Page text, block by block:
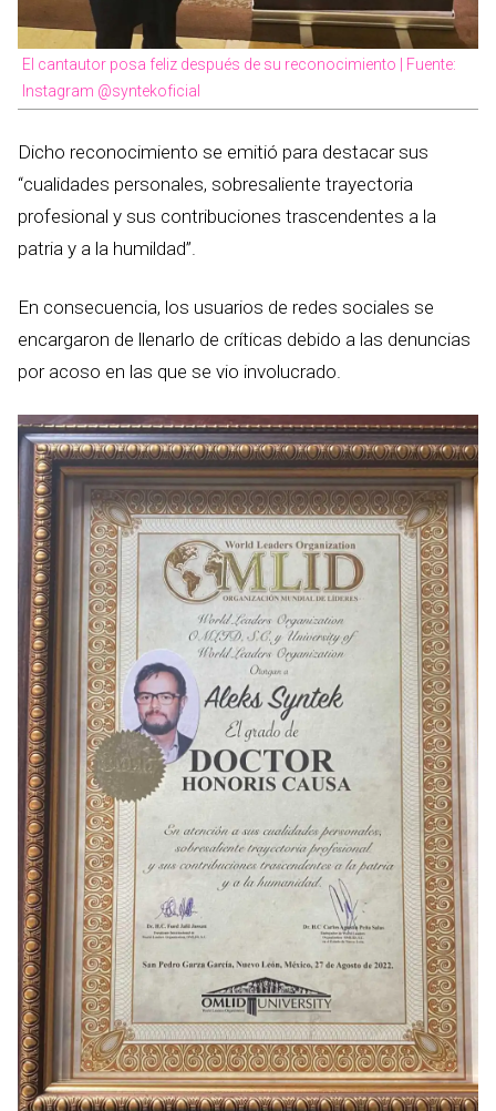
El cantautor posa feliz después de su reconocimiento | Fuente:
Instagram @syntekoficial
Dicho reconocimiento se emitió para destacar sus
“cualidades personales, sobresaliente trayectoria
profesional y sus contribuciones trascendentes a la
patria y a la humildad”.
En consecuencia, los usuarios de redes sociales se
encargaron de llenarlo de críticas debido a las denuncias
por acoso en las que se vio involucrado.